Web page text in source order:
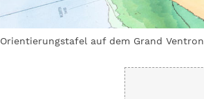
Orientierungstafel auf dem Grand Ventron